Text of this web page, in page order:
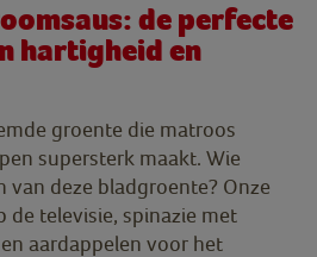
de perfecte
hartigheid en
groente die matroos
supersterk maakt. Wie
deze bladgroente? Onze
televisie, spinazie met
aardappelen voor het